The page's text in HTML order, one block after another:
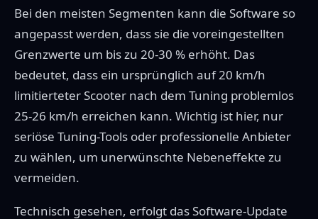
Bei den meisten Segmenten kann die Software so
angepasst werden, dass sie die voreingestellten
Grenzwerte um bis zu 20-30 % erhöht. Das
bedeutet, dass ein ursprünglich auf 20 km/h
limitierteter Scooter nach dem Tuning problemlos
25-26 km/h erreichen kann. Wichtig ist hier, nur
seriöse Tuning-Tools oder professionelle Anbieter
zu wählen, um unerwünschte Nebeneffekte zu
vermeiden.
Technisch gesehen, erfolgt das Software-Update